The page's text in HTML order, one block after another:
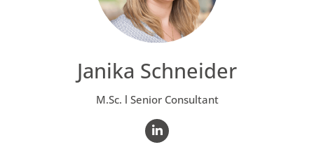
Janika Schneider
M.Sc. l Senior Consultant